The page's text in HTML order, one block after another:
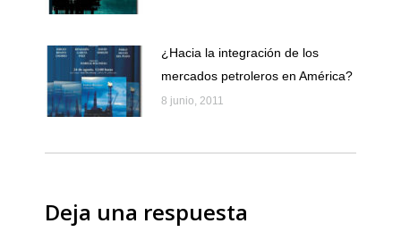
¿Hacia la integración de los
mercados petroleros en América?
8 junio, 2011
Deja una respuesta